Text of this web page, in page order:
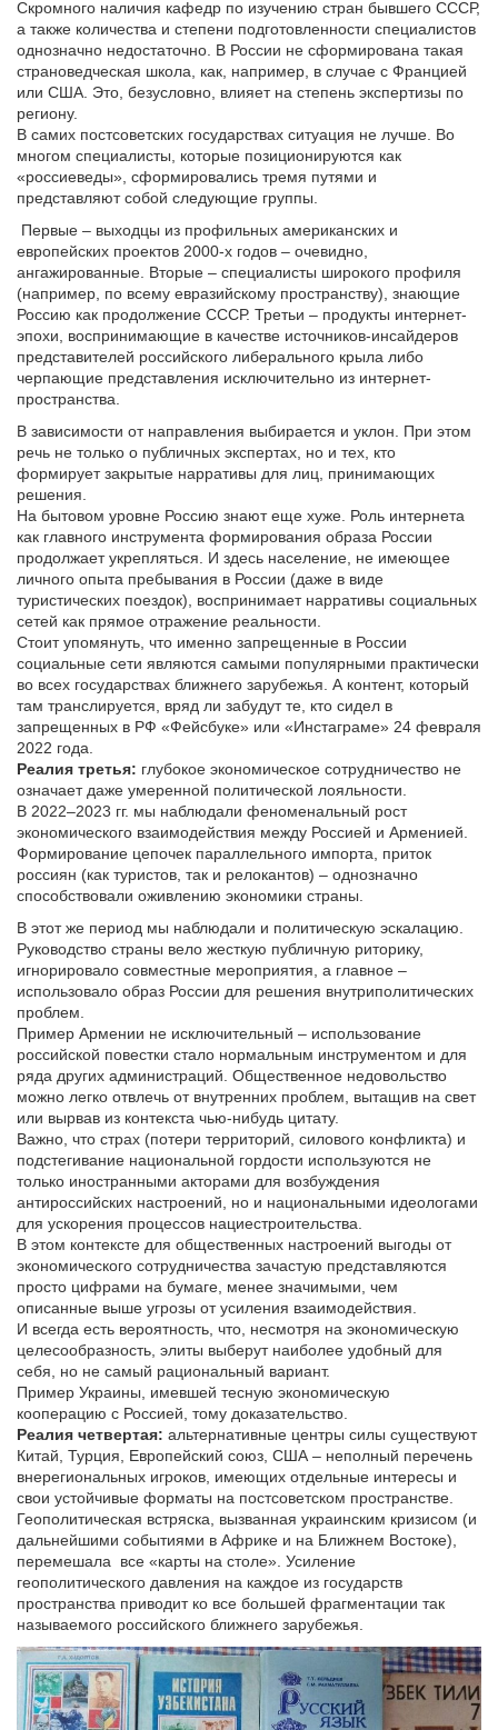
Скромного наличия кафедр по изучению стран бывшего СССР,
а также количества и степени подготовленности специалистов
однозначно недостаточно. В России не сформирована такая
страноведческая школа, как, например, в случае с Францией
или США. Это, безусловно, влияет на степень экспертизы по
региону.
В самих постсоветских государствах ситуация не лучше. Во
многом специалисты, которые позиционируются как
«россиеведы», сформировались тремя путями и
представляют собой следующие группы.
Первые – выходцы из профильных американских и
европейских проектов 2000-х годов – очевидно,
ангажированные. Вторые – специалисты широкого профиля
(например, по всему евразийскому пространству), знающие
Россию как продолжение СССР. Третьи – продукты интернет-
эпохи, воспринимающие в качестве источников-инсайдеров
представителей российского либерального крыла либо
черпающие представления исключительно из интернет-
пространства.
В зависимости от направления выбирается и уклон. При этом
речь не только о публичных экспертах, но и тех, кто
формирует закрытые нарративы для лиц, принимающих
решения.
На бытовом уровне Россию знают еще хуже. Роль интернета
как главного инструмента формирования образа России
продолжает укрепляться. И здесь население, не имеющее
личного опыта пребывания в России (даже в виде
туристических поездок), воспринимает нарративы социальных
сетей как прямое отражение реальности.
Стоит упомянуть, что именно запрещенные в России
социальные сети являются самыми популярными практически
во всех государствах ближнего зарубежья. А контент, который
там транслируется, вряд ли забудут те, кто сидел в
запрещенных в РФ «Фейсбуке» или «Инстаграме» 24 февраля
2022 года.
Реалия третья: глубокое экономическое сотрудничество не
означает даже умеренной политической лояльности.
В 2022–2023 гг. мы наблюдали феноменальный рост
экономического взаимодействия между Россией и Арменией.
Формирование цепочек параллельного импорта, приток
россиян (как туристов, так и релокантов) – однозначно
способствовали оживлению экономики страны.
В этот же период мы наблюдали и политическую эскалацию.
Руководство страны вело жесткую публичную риторику,
игнорировало совместные мероприятия, а главное –
использовало образ России для решения внутриполитических
проблем.
Пример Армении не исключительный – использование
российской повестки стало нормальным инструментом и для
ряда других администраций. Общественное недовольство
можно легко отвлечь от внутренних проблем, вытащив на свет
или вырвав из контекста чью-нибудь цитату.
Важно, что страх (потери территорий, силового конфликта) и
подстегивание национальной гордости используются не
только иностранными акторами для возбуждения
антироссийских настроений, но и национальными идеологами
для ускорения процессов нациестроительства.
В этом контексте для общественных настроений выгоды от
экономического сотрудничества зачастую представляются
просто цифрами на бумаге, менее значимыми, чем
описанные выше угрозы от усиления взаимодействия.
И всегда есть вероятность, что, несмотря на экономическую
целесообразность, элиты выберут наиболее удобный для
себя, но не самый рациональный вариант.
Пример Украины, имевшей тесную экономическую
кооперацию с Россией, тому доказательство.
Реалия четвертая: альтернативные центры силы существуют
Китай, Турция, Европейский союз, США – неполный перечень
внерегиональных игроков, имеющих отдельные интересы и
свои устойчивые форматы на постсоветском пространстве.
Геополитическая встряска, вызванная украинским кризисом (и
дальнейшими событиями в Африке и на Ближнем Востоке),
перемешала все «карты на столе». Усиление
геополитического давления на каждое из государств
пространства приводит ко все большей фрагментации так
называемого российского ближнего зарубежья.